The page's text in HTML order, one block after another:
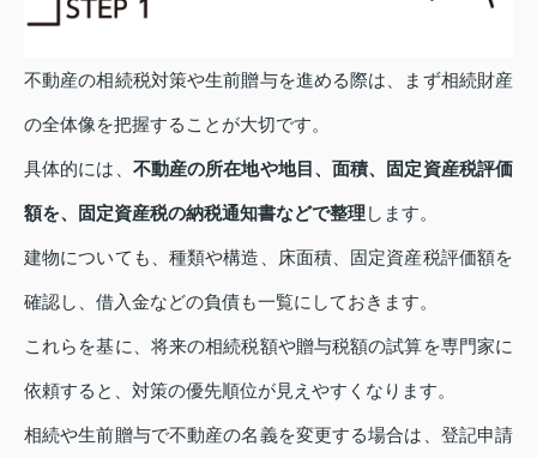
不動産の相続税対策や生前贈与を進める際は、まず相続財産
の全体像を把握することが大切です。
具体的には、 不動産の所在地や地目、面積、固定資産税評価
額を、固定資産税の納税通知書などで整理します。
建物についても、種類や構造、床面積、固定資産税評価額を
確認し、借入金などの負債も一覧にしておきます。
これらを基に、将来の相続税額や贈与税額の試算を専門家に
依頼すると、対策の優先順位が見えやすくなります。
相続や生前贈与で不動産の名義を変更する場合は、登記申請